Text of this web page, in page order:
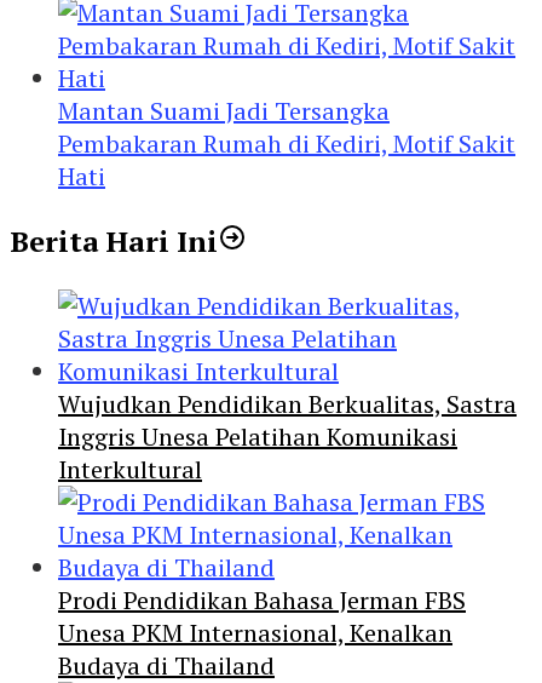
Mantan Suami Jadi Tersangka
Pembakaran Rumah di Kediri, Motif Sakit
Hati
Berita Hari Ini
Wujudkan Pendidikan Berkualitas, Sastra
Inggris Unesa Pelatihan Komunikasi
Interkultural
Prodi Pendidikan Bahasa Jerman FBS
Unesa PKM Internasional, Kenalkan
Budaya di Thailand